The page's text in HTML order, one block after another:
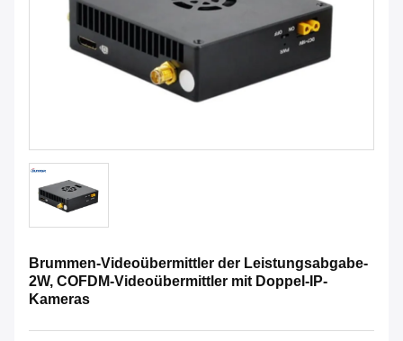
Brummen-Videoübermittler der Leistungsabgabe-
2W, COFDM-Videoübermittler mit Doppel-IP-
Kameras